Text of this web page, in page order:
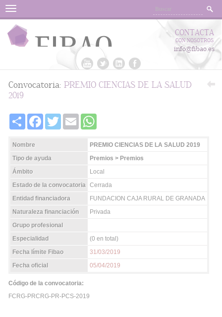
Menu
CONTACTA
CON NOSOTROS
info@fibao.es
Convocatoria: PREMIO CIENCIAS DE LA SALUD
2019
Share FacebookTwitter Email
Nombre
PREMIO CIENCIAS DE LA SALUD 2019
Tipo de ayuda
Premios > Premios
Ámbito
Local
Estado de la convocatoria Cerrada
Entidad financiadora
FUNDACION CAJA RURAL DE GRANADA
Naturaleza financiación
Privada
Grupo profesional
Especialidad
(0 en total)
Fecha límite Fibao
31/03/2019
Fecha oficial
05/04/2019
Código de la convocatoria:
FCRG-PRCRG-PR-PCS-2019